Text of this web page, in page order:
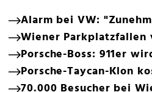
Alarm bei VW:
Wiener Parkplatzfallen
Porsche-Boss: 911er
Porsche-Taycan-Klon